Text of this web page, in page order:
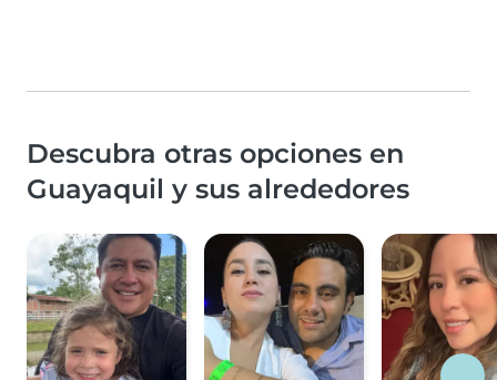
Descubra otras opciones en
Guayaquil y sus alrededores